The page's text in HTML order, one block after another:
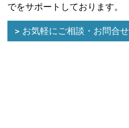
でをサポートしております。
お気軽にご相談・お問合